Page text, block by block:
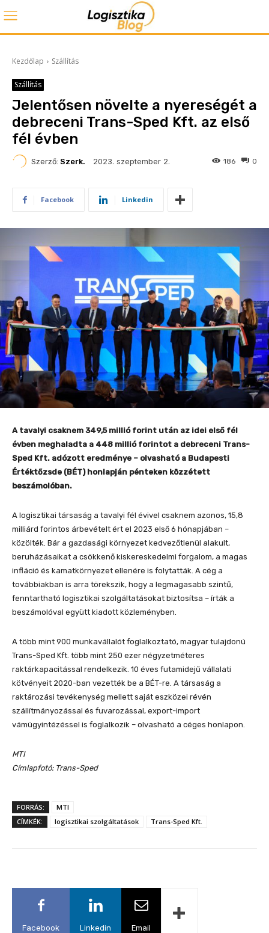
Kezdőlap Szállítás
Szállítás
Jelentősen növelte a nyereségét a
debreceni Trans-Sped Kft. az első
fél évben
Szerző: Szerk. 2023. szeptember 2. 0
186
Facebook Linkedin
A tavalyi csaknem 349,5 millió forint után az idei első fél
évben meghaladta a 448 millió forintot a debreceni Trans-
Sped Kft. adózott eredménye – olvasható a Budapesti
Értéktőzsde (BÉT) honlapján pénteken közzétett
beszámolóban.
A logisztikai társaság a tavalyi fél évivel csaknem azonos, 15,8
milliárd forintos árbevételt ért el 2023 első 6 hónapjában –
közölték. Bár a gazdasági környezet kedvezőtlenül alakult,
beruházásaikat a csökkenő kiskereskedelmi forgalom, a magas
infláció és kamatkörnyezet ellenére is folytatták. A cég a
továbbiakban is arra törekszik, hogy a legmagasabb szintű,
fenntartható logisztikai szolgáltatásokat biztosítsa – írták a
beszámolóval együtt kiadott közleményben.
A több mint 900 munkavállalót foglalkoztató, magyar tulajdonú
Trans-Sped Kft. több mint 250 ezer négyzetméteres
raktárkapacitással rendelkezik. 10 éves futamidejű vállalati
kötvényeit 2020-ban vezették be a BÉT-re. A társaság a
raktározási tevékenység mellett saját eszközei révén
szállítmányozással és fuvarozással, export-import
vámügyintézéssel is foglalkozik – olvasható a céges honlapon.
MTI
Címlapfotó: Trans-Sped
FORRÁS:
MTI
CÍMKÉK:
logisztikai szolgáltatások Trans-Sped Kft.
Facebook Linkedin Email